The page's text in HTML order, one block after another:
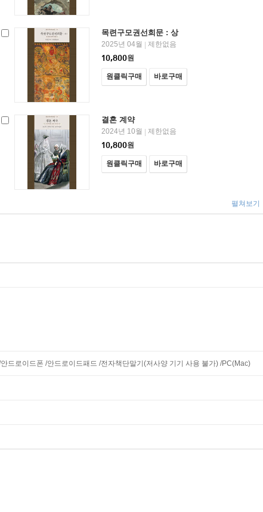
목련구모권선희문 : 상
2025년 04월 | 제한없음
10,800원
원클릭구매 바로구매
결혼 계약
2024년 10월 | 제한없음
10,800원
원클릭구매 바로구매
펼쳐보기
드로이드폰 /안드로이드패드 /전자책단말기(저사양 기기 사용 불가) /PC(Mac)